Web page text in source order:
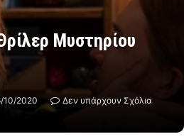
Μυστηρίου
10/2020 Δεν υπάρχουν Σχόλια